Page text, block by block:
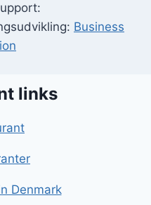
Business
links
Denmark